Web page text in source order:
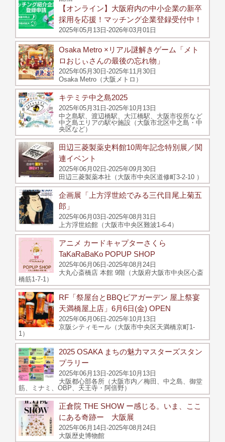
【オンライン】大阪府内の中小企業の新卒
採用を応援！マッチング企業登録受付中！
2025年05月13日-2026年03月01日
Osaka Metro ×リアル謎解きゲーム「メト
ロおじぃさんの最後の忘れ物」
2025年05月30日-2025年11月30日
Osaka Metro（大阪メトロ）
キテミテ中之島2025
2025年05月31日-2025年10月13日
中之島駅、渡辺橋駅、大江橋駅、大阪市役所など
中之島エリアの駅や施設（大阪市北区中之島・中
央区など）
田辺三菱製薬史料館10周年記念特別展／関
連イベント
2025年06月02日-2025年09月30日
田辺三菱製薬本社（大阪市中央区道修町3-2-10 ）
企画展「上方浮世絵でみる三代目尾上菊五
郎」
2025年06月03日-2025年08月31日
上方浮世絵館（大阪市中央区難波1-6-4）
アニメ カードキャプターさくら
TaKaRaBaKo POPUP SHOP
2025年06月06日-2025年08月24日
大丸心斎橋店 本館 9階（大阪府大阪市中央区心斎
橋筋1-7-1）
RF「祭屋台とBBQビアガーデン 屋上祭宴
天満橋屋上店」6月6日(金) OPEN
2025年06月06日-2025年10月13日
京阪シティモール（大阪市中央区天満橋京町1-
1）
2025 OSAKA まちの魅力マスターズスタン
プラリー
2025年06月13日-2025年10月13日
大阪都心部各所（大阪市内／梅田、中之島、御堂
筋、ミナミ、OBP、天王寺・阿倍野）
正倉院 THE SHOW ー感じる。いま、ここ
にある奇跡ー 大阪展
2025年06月14日-2025年08月24日
大阪歴史博物館